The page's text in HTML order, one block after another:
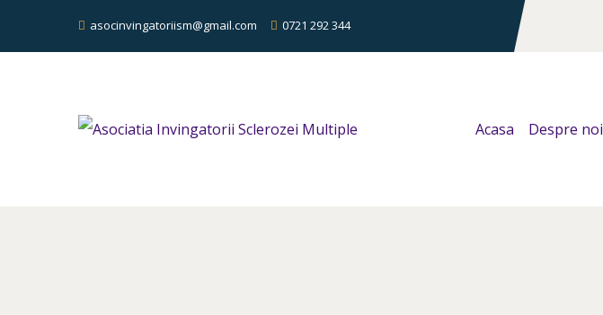
asocinvingatoriism@gmail.com 0721 292 344
Acasa Despre noi